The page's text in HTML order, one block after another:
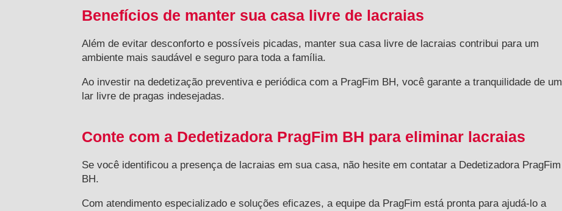
Benefícios de manter sua casa livre de lacraias
Além de evitar desconforto e possíveis picadas, manter sua casa livre de lacraias contribui para um
ambiente mais saudável e seguro para toda a família.
Ao investir na dedetização preventiva e periódica com a PragFim BH, você garante a tranquilidade de um
lar livre de pragas indesejadas.
Conte com a Dedetizadora PragFim BH para eliminar lacraias
Se você identificou a presença de lacraias em sua casa, não hesite em contatar a Dedetizadora PragFim
BH.
Com atendimento especializado e soluções eficazes, a equipe da PragFim está pronta para ajudá-lo a